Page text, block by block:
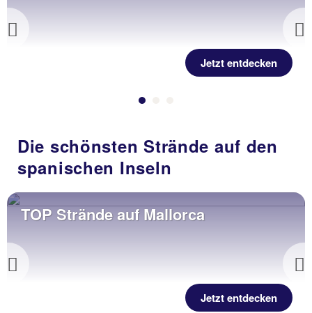
Previous
Jetzt entdecken
Die schönsten Strände auf den
spanischen Inseln
Previous
TOP Strände auf Mallorca
Jetzt entdecken